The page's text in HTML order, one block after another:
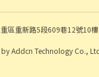
區重新路5段609巷12號10樓
Addcn Technology Co.,